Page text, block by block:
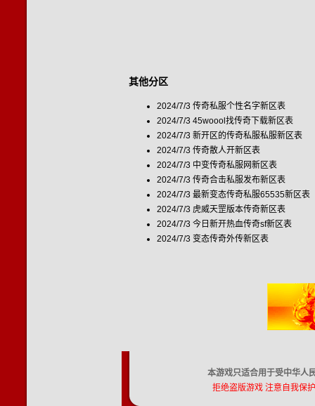
其他分区
2024/7/3 传奇私服个性名字新区表
2024/7/3 45woool找传奇下载新区表
2024/7/3 新开区的传奇私服私服新区表
2024/7/3 传奇散人开新区表
2024/7/3 中变传奇私服网新区表
2024/7/3 传奇合击私服发布新区表
2024/7/3 最新变态传奇私服65535新区表
2024/7/3 虎威天罡版本传奇新区表
2024/7/3 今日新开热血传奇sf新区表
2024/7/3 变态传奇外传新区表
本游戏只适合用于受中华人
拒绝盗版游戏 注意自我保